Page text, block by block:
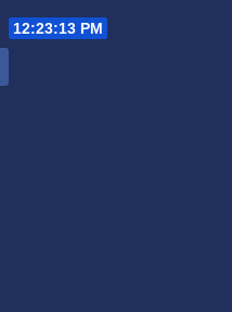
12:23:14 PM